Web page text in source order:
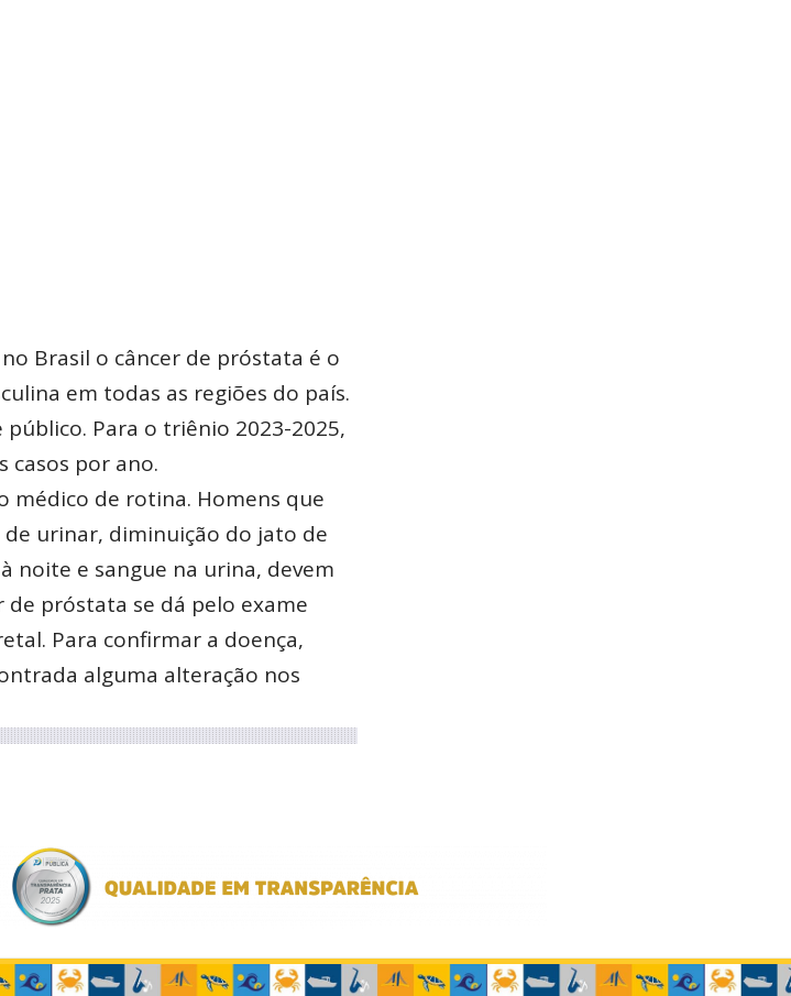
Brasil o câncer de próstata é o
em todas as regiões do país.
Para o triênio 2023-2025,
casos por ano.
médico de rotina. Homens que
urinar, diminuição do jato de
noite e sangue na urina, devem
de próstata se dá pelo exame
Para confirmar a doença,
alguma alteração nos